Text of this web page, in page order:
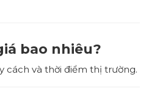
bao nhiêu?
cách và thời điểm thị trường.